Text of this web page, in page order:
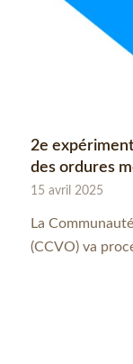
2e
des ordures
15 avril 2025
La
(CCVO) va